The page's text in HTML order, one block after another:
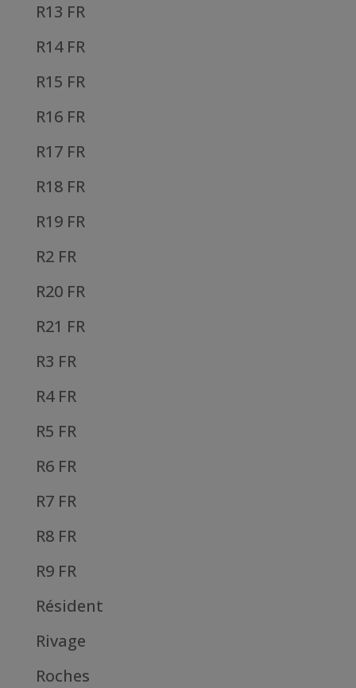
R13 FR
R14 FR
R15 FR
R16 FR
R17 FR
R18 FR
R19 FR
R2 FR
R20 FR
R21 FR
R3 FR
R4 FR
R5 FR
R6 FR
R7 FR
R8 FR
R9 FR
Résident
Rivage
Roches